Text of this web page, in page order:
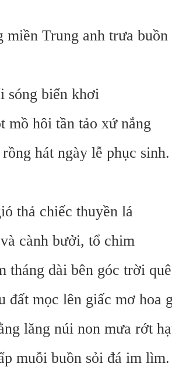
miền Trung anh trưa
sóng biển khơi
mồ hôi tần tảo xứ nắng
hát ngày lễ phục sinh.
thả chiếc thuyền lá
cành bưởi, tổ chim
tháng dài bên góc trời
đất mọc lên giấc mơ hoa
lăng núi non mưa rớt
muỗi buồn sỏi đá im lìm.